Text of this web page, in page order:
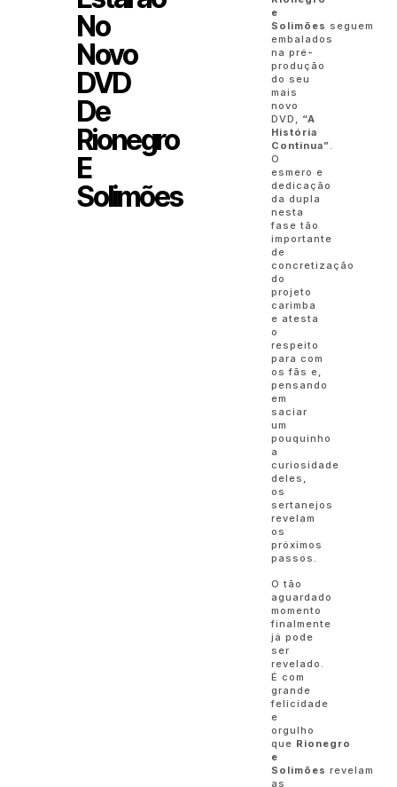
No
Novo
DVD
De
Rionegro
E
Solimões
e
Solimões seguem
embalados
na pré-
produção
do seu
mais
novo
DVD, “A
História
Continua”
O
esmero e
dedicação
da dupla
nesta
fase tão
importante
de
concretização
do
projeto
carimba
e atesta
o
respeito
para com
os fãs e,
pensando
em
saciar
um
pouquinho
a
curiosidade
deles,
os
sertanejos
revelam
os
próximos
passos.
O tão
aguardado
momento
finalmente
já pode
ser
revelado.
É com
grande
felicidade
e
orgulho
que Rionegro
e
Solimões revelam
as